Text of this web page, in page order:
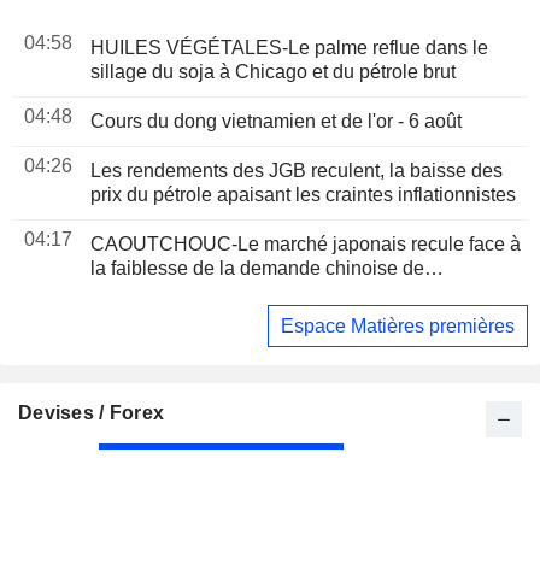
04:58
HUILES VÉGÉTALES-Le palme reflue dans le
sillage du soja à Chicago et du pétrole brut
04:48 Cours du dong vietnamien et de l'or - 6 août
04:26
Les rendements des JGB reculent, la baisse des
prix du pétrole apaisant les craintes inflationnistes
04:17
CAOUTCHOUC-Le marché japonais recule face à
la faiblesse de la demande chinoise de
Espace Matières premières
Devises / Forex